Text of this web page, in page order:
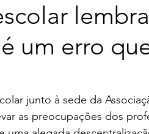
um erro
junto à sede da
as preocupações dos